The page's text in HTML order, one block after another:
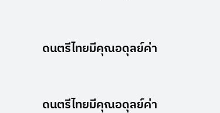
ดนตรีไทยมีคุณอดุลย์ค่า
ดนตรีไทยมีคุณอดุลย์ค่า